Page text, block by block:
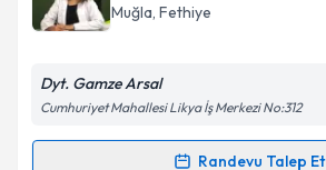
Muğla, Fethiye
Dyt. Gamze Arsal
Cumhuriyet Mahallesi Likya İş Merkezi No:312
Randevu Talep Et